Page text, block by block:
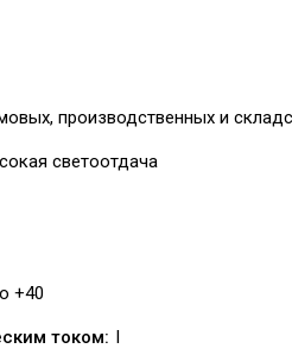
производственных и
светоотдача
+40
током: I